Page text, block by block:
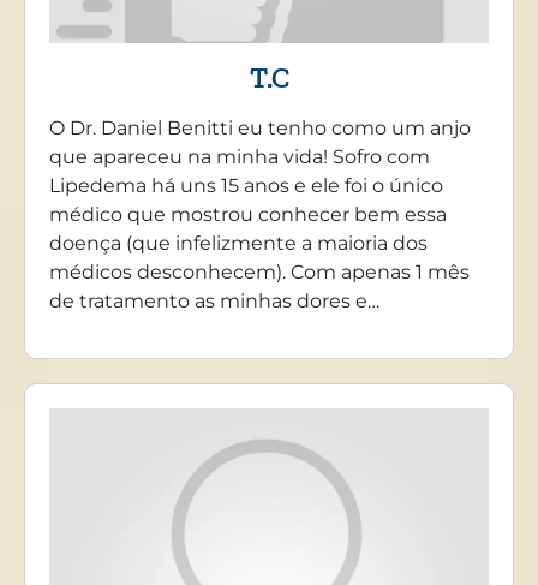
T.C
O Dr. Daniel Benitti eu tenho como um anjo
que apareceu na minha vida! Sofro com
Lipedema há uns 15 anos e ele foi o único
médico que mostrou conhecer bem essa
doença (que infelizmente a maioria dos
médicos desconhecem). Com apenas 1 mês
de tratamento as minhas dores e…